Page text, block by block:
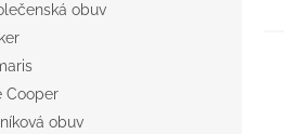
obuv
Cooper
obuv